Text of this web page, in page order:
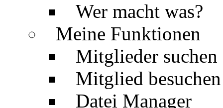
Wer macht was?
Meine Funktionen
Mitglieder suchen
Mitglied besuchen
Datei Manager